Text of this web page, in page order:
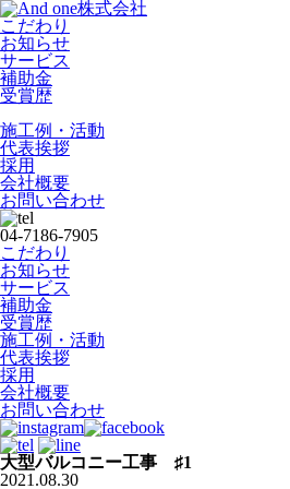
こだわり
お知らせ
サービス
補助金
受賞歴
施工例・活動
代表挨拶
採用
会社概要
お問い合わせ
04-7186-7905
こだわり
お知らせ
サービス
補助金
受賞歴
施工例・活動
代表挨拶
採用
会社概要
お問い合わせ
大型バルコニー工事 ♯1
2021.08.30